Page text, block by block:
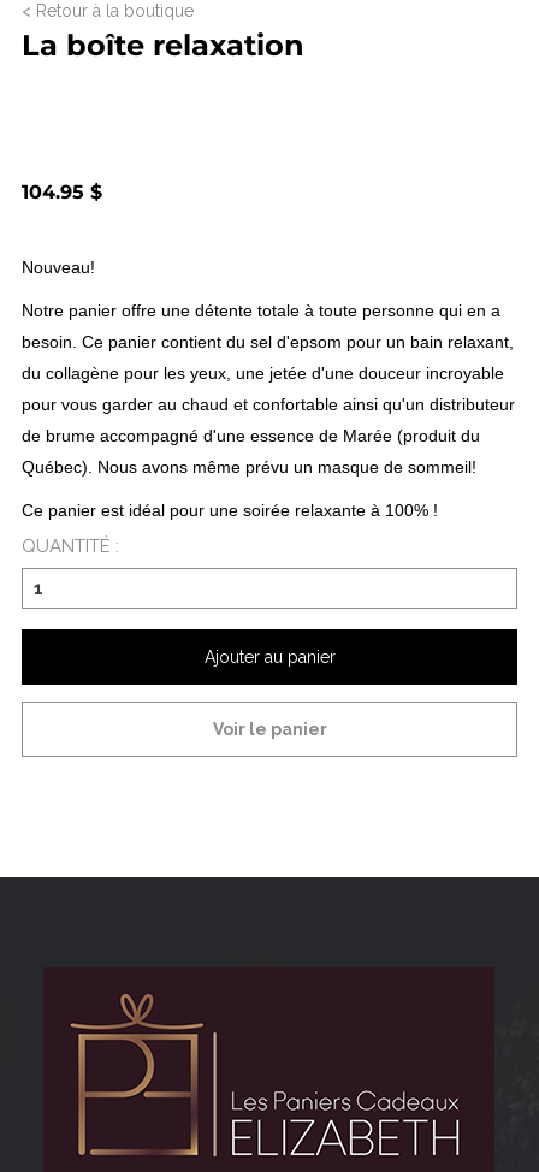
< Retour à la boutique
La boîte relaxation
104.95 $
Nouveau!
Notre panier offre une détente totale à toute personne qui en a
besoin. Ce panier contient du sel d'epsom pour un bain relaxant,
du collagène pour les yeux, une jetée d'une douceur incroyable
pour vous garder au chaud et confortable ainsi qu'un distributeur
de brume accompagné d'une essence de Marée (produit du
Québec). Nous avons même prévu un masque de sommeil!
Ce panier est idéal pour une soirée relaxante à 100% !
QUANTITÉ :
Ajouter au panier
Voir le panier